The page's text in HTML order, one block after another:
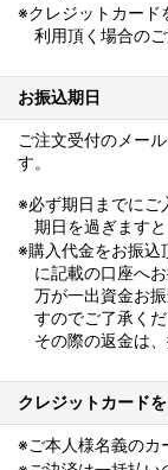
※クレジットカード
利用頂く場合の
お振込期日
ご注文受付のメー
す。
※必ず期日までにご
期日を過ぎます
※購入代金をお振込
に記載の口座へ
万が一出資金お
すのでご了承くだ
その際の返金は
クレジットカード
※ご本人様名義のカ